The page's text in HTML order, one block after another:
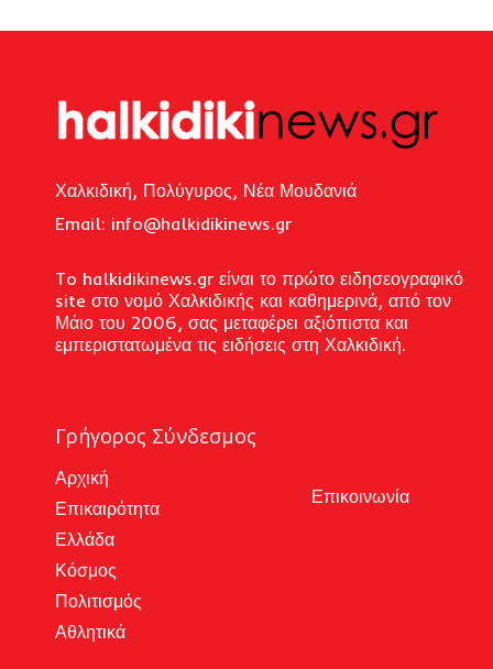
Χαλκιδική, Πολύγυρος, Νέα Μουδανιά
Email: info@halkidikinews.gr
To halkidikinews.gr είναι το πρώτο ειδησεογραφικό
site στο νομό Χαλκιδικής και καθημερινά, από τον
Μάιο του 2006, σας μεταφέρει αξιόπιστα και
εμπεριστατωμένα τις ειδήσεις στη Χαλκιδική.
Γρήγορος Σύνδεσμος
Αρχική
Επικαιρότητα
Ελλάδα
Κόσμος
Πολιτισμός
Αθλητικά
Επικοινωνία